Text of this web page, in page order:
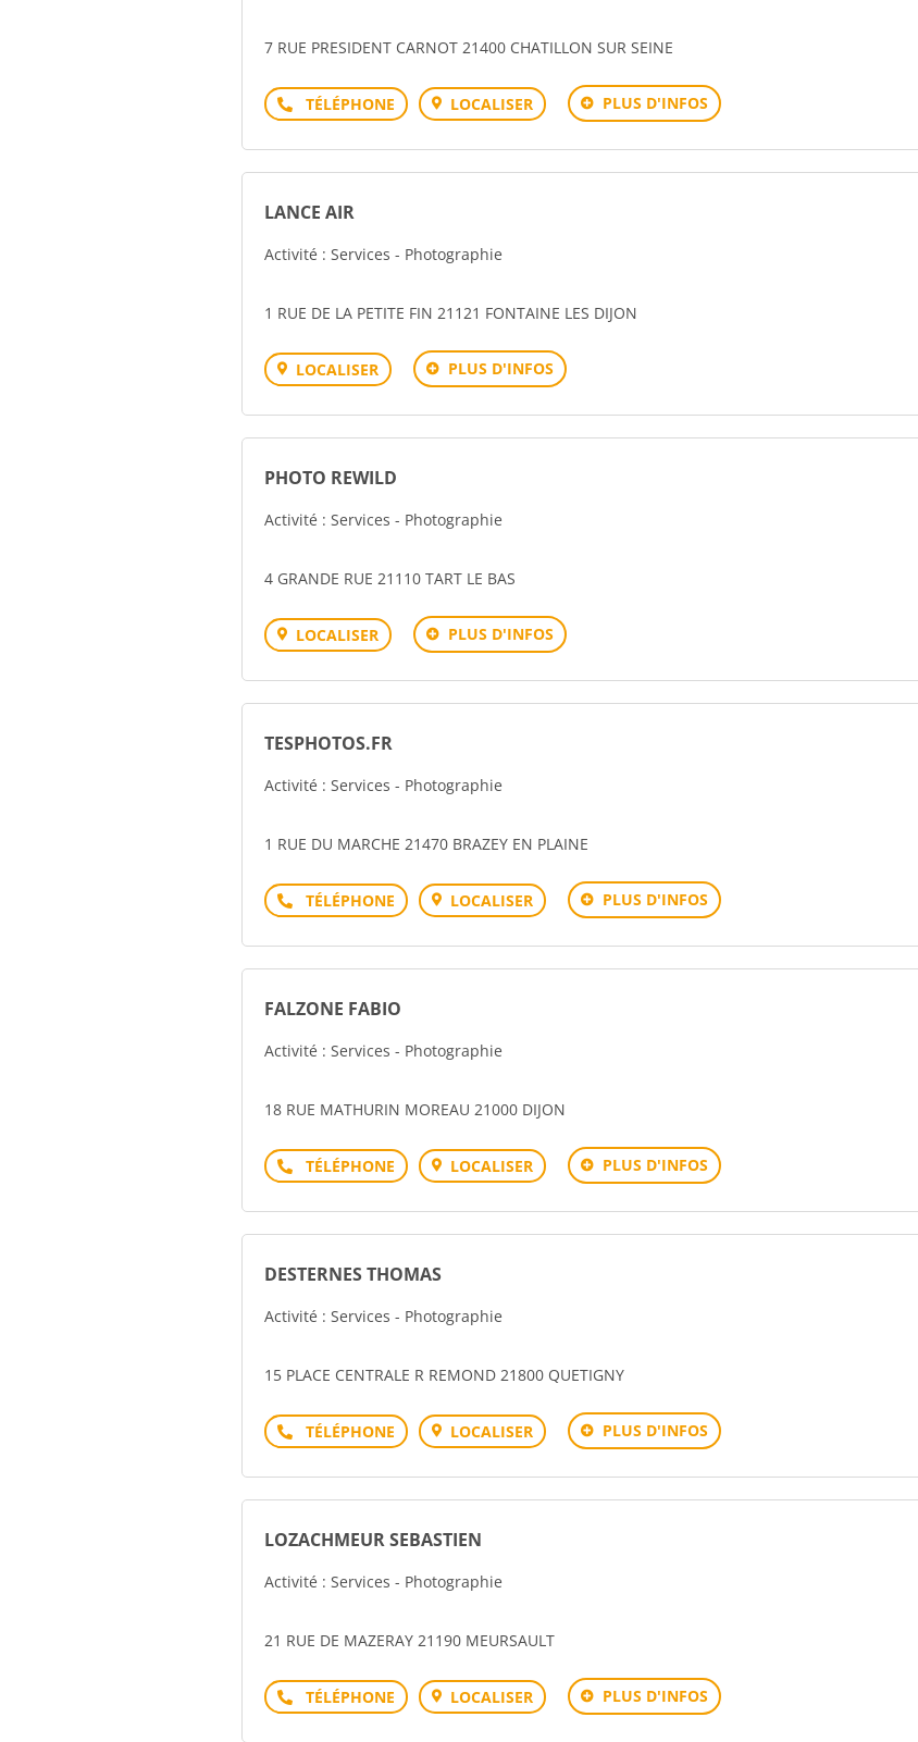
7 RUE PRESIDENT CARNOT 21400 CHATILLON SUR SEINE
Téléphone LOCALISER PLUS D'INFOS
LANCE AIR
Activité : Services - Photographie
1 RUE DE LA PETITE FIN 21121 FONTAINE LES DIJON
LOCALISER PLUS D'INFOS
PHOTO REWILD
Activité : Services - Photographie
4 GRANDE RUE 21110 TART LE BAS
LOCALISER PLUS D'INFOS
TESPHOTOS.FR
Activité : Services - Photographie
1 RUE DU MARCHE 21470 BRAZEY EN PLAINE
Téléphone LOCALISER PLUS D'INFOS
FALZONE FABIO
Activité : Services - Photographie
18 RUE MATHURIN MOREAU 21000 DIJON
Téléphone LOCALISER PLUS D'INFOS
DESTERNES THOMAS
Activité : Services - Photographie
15 PLACE CENTRALE R REMOND 21800 QUETIGNY
Téléphone LOCALISER PLUS D'INFOS
LOZACHMEUR SEBASTIEN
Activité : Services - Photographie
21 RUE DE MAZERAY 21190 MEURSAULT
Téléphone LOCALISER PLUS D'INFOS